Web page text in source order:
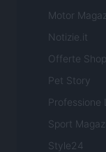
Motor
Notizie.it
Offerte
Pet Story
Professione
Sport
Style24